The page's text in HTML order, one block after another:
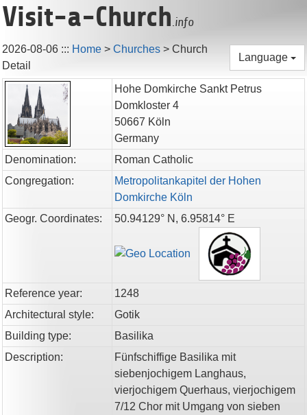
Visit-a-Church.info
2026-08-06 ::: Home > Churches > Church
Detail
Language
Hohe Domkirche Sankt Petrus
Domkloster 4
50667 Köln
Germany
Denomination:
Roman Catholic
Congregation:
Metropolitankapitel der Hohen
Domkirche Köln
Geogr. Coordinates:
50.94129° N, 6.95814° E
Reference year:
1248
Architectural style:
Gotik
Building type:
Basilika
Description:
Fünfschiffige Basilika mit
siebenjochigem Langhaus,
vierjochigem Querhaus, vierjochigem
7/12 Chor mit Umgang von sieben